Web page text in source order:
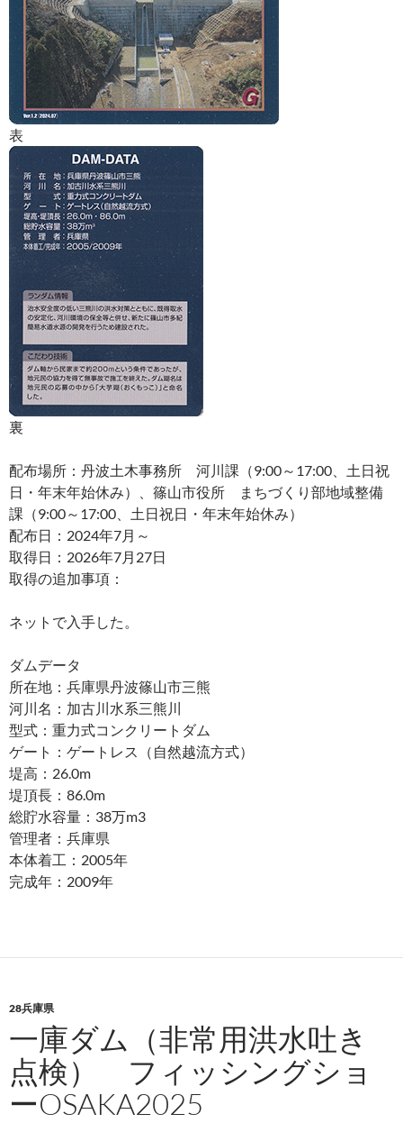
表
裏
配布場所：丹波土木事務所 河川課（9:00～17:00、土日祝
日・年末年始休み）、篠山市役所 まちづくり部地域整備
課（9:00～17:00、土日祝日・年末年始休み）
配布日：2024年7月～
取得日：2026年7月27日
取得の追加事項：
ネットで入手した。
ダムデータ
所在地：兵庫県丹波篠山市三熊
河川名：加古川水系三熊川
型式：重力式コンクリートダム
ゲート：ゲートレス（自然越流方式）
堤高：26.0m
堤頂長：86.0m
総貯水容量：38万m3
管理者：兵庫県
本体着工：2005年
完成年：2009年
28兵庫県
一庫ダム（非常用洪水吐き
点検） フィッシングショ
ーOSAKA2025